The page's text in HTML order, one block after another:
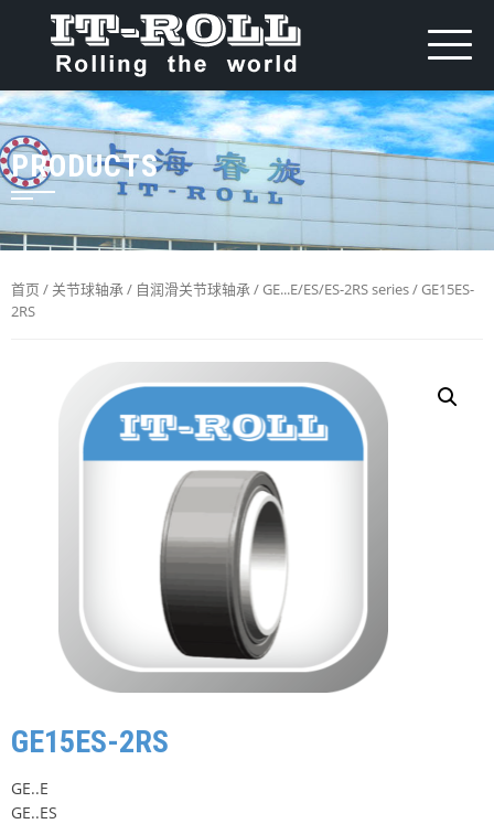
PRODUCTS
首页 / 关节球轴承/ 自润滑关节球轴承/GE...E/ES/ES-2RS series/ GE15ES-
2RS
GE15ES-2RS
GE..E
GE..ES